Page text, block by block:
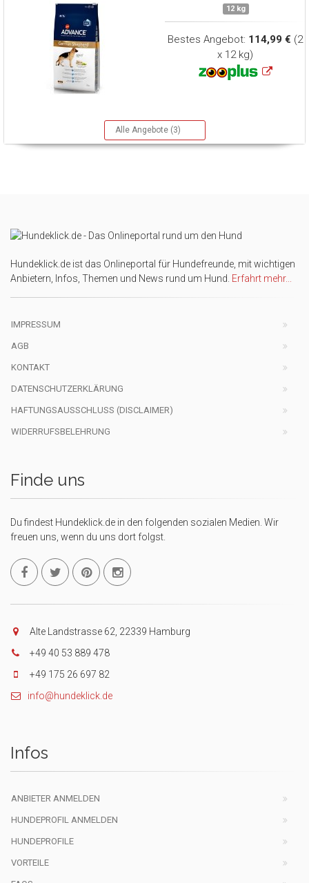
12 kg
Bestes Angebot: 114,99 € (2
x 12 kg)
Alle Angebote (3)
Hundeklick.de ist das Onlineportal für Hundefreunde, mit wichtigen
Anbietern, Infos, Themen und News rund um Hund. Erfahrt mehr...
IMPRESSUM
AGB
KONTAKT
DATENSCHUTZERKLÄRUNG
HAFTUNGSAUSSCHLUSS (DISCLAIMER)
WIDERRUFSBELEHRUNG
Finde uns
Du findest Hundeklick.de in den folgenden sozialen Medien. Wir
freuen uns, wenn du uns dort folgst.
Alte Landstrasse 62, 22339 Hamburg
+49 40 53 889 478
+49 175 26 697 82
info@hundeklick.de
Infos
ANBIETER ANMELDEN
HUNDEPROFIL ANMELDEN
HUNDEPROFILE
VORTEILE